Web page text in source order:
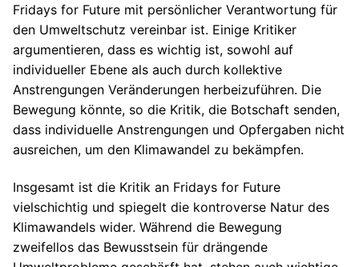
Fridays for Future mit persönlicher Verantwortung für
den Umweltschutz vereinbar ist. Einige Kritiker
argumentieren, dass es wichtig ist, sowohl auf
individueller Ebene als auch durch kollektive
Anstrengungen Veränderungen herbeizuführen. Die
Bewegung könnte, so die Kritik, die Botschaft senden,
dass individuelle Anstrengungen und Opfergaben nicht
ausreichen, um den Klimawandel zu bekämpfen.
Insgesamt ist die Kritik an Fridays for Future
vielschichtig und spiegelt die kontroverse Natur des
Klimawandels wider. Während die Bewegung
zweifellos das Bewusstsein für drängende